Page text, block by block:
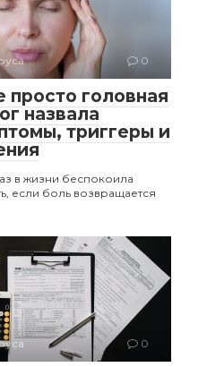
0
головная
назвала
триггеры и
в жизни беспокоила
если боль возвращается
0